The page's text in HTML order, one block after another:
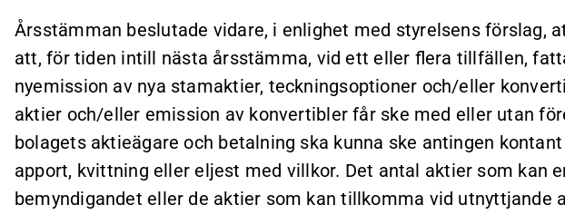
Årsstämman beslutade vidare, i enlighet med styrelsens förslag,
att, för tiden intill nästa årsstämma, vid ett eller flera tillfällen,
nyemission av nya stamaktier, teckningsoptioner och/eller
aktier och/eller emission av konvertibler får ske med eller utan
bolagets aktieägare och betalning ska kunna ske antingen
apport, kvittning eller eljest med villkor. Det antal aktier som kan
bemyndigandet eller de aktier som kan tillkomma vid utnyttjande